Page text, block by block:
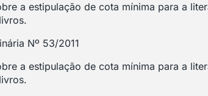
a estipulação de cota mínima para a
Nº 53/2011
a estipulação de cota mínima para a